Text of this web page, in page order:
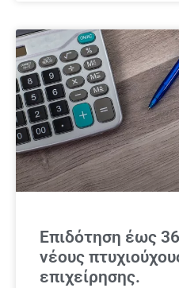
Επιδότηση έως
νέους
επιχείρησης.